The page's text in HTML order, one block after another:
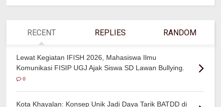
RECENT REPLIES RANDOM
Lewat Kegiatan IFISH 2026, Mahasiswa Ilmu
Komunikasi FISIP UGJ Ajak Siswa SD Lawan Bullying.
0
Kota Khayalan: Konsep Unik Jadi Daya Tarik BATDD di